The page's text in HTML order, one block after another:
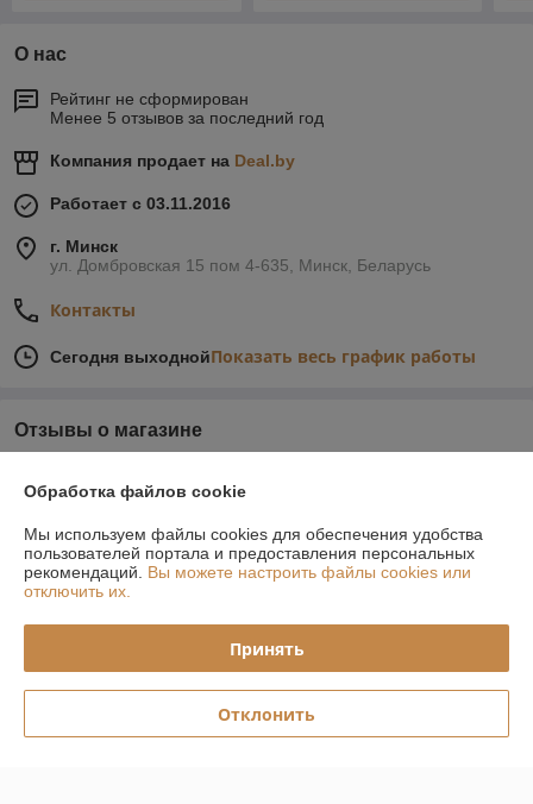
О нас
Рейтинг не сформирован
Менее 5 отзывов за последний год
Компания продает на Deal.by
Работает с 03.11.2016
г. Минск
ул. Домбровская 15 пом 4-635, Минск, Беларусь
Контакты
Сегодня выходнойПоказать весь график работы
Отзывы о магазине
О нас
Контакты
Обработка файлов cookie
Мы используем файлы cookies для обеспечения удобства
пользователей портала и предоставления персональных
рекомендаций. Вы можете настроить файлы cookies или
отключить их.
Принять
Отклонить